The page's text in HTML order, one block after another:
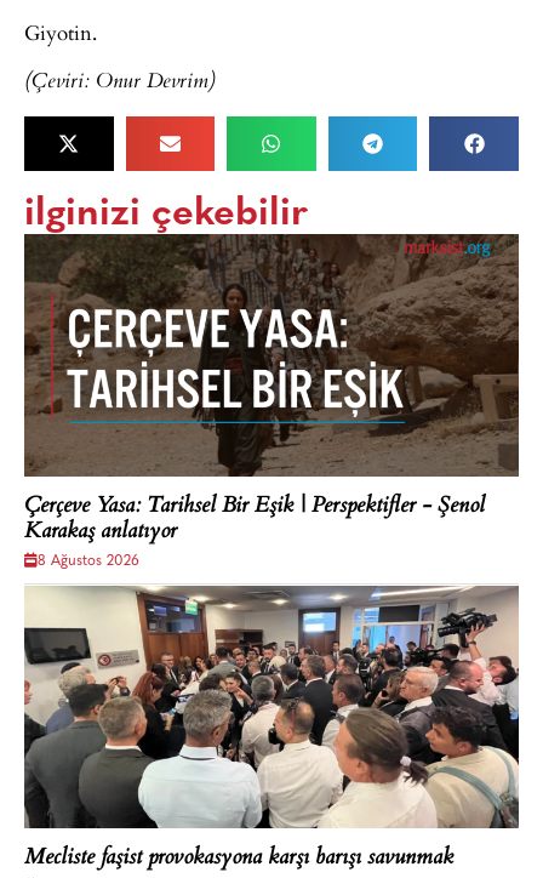
Giyotin.
(Çeviri: Onur Devrim)
ilginizi çekebilir
Çerçeve Yasa: Tarihsel Bir Eşik | Perspektifler - Şenol
Karakaş anlatıyor
8 Ağustos 2026
Mecliste faşist provokasyona karşı barışı savunmak